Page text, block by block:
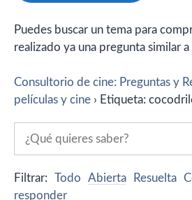
Puedes buscar un tema para
realizado ya una pregunta similar a
Consultorio de cine: Preguntas y
películas y cine › Etiqueta:
Filtrar: Todo Abierta Resuelta
responder